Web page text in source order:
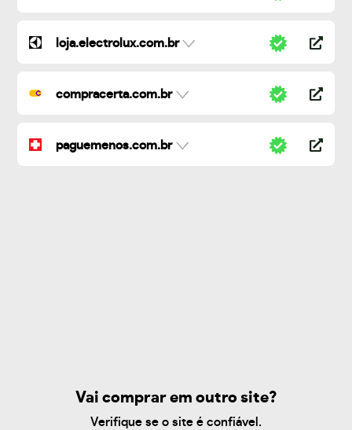
loja.electrolux.com.br
compracerta.com.br
paguemenos.com.br
Vai comprar em outro site?
Verifique se o site é confiável.